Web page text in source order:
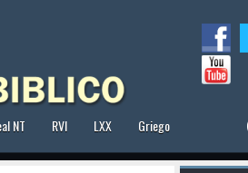
NT RVI LXX Griego